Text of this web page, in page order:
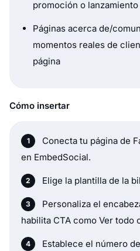
promoción o
Páginas acerca de/
momentos reales de
página
Cómo insertar
Conecta tu página de
en EmbedSocial.
Elige la plantilla de la
Personaliza el
habilita CTA como Ver todo
Establece el número